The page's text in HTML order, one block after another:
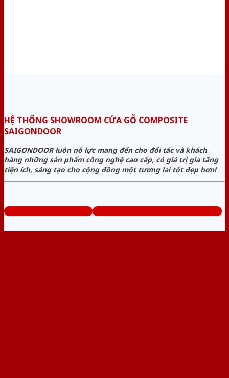
HỆ THỐNG SHOWROOM CỬA GỖ COMPOSITE
SAIGONDOOR
SAIGONDOOR luôn nỗ lực mang đến cho đối tác và khách
hàng những sản phẩm công nghệ cao cấp, có giá trị gia tăng
tiện ích, sáng tạo cho cộng đồng một tương lai tốt đẹp hơn!
www.cuagocomposite.org Tổng đài tư vấn miễn phí: 0824.400.400